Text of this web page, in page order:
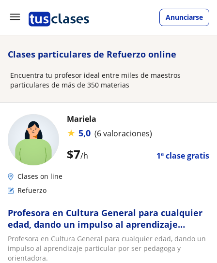
Anunciarse
Clases particulares de Refuerzo online
Encuentra tu profesor ideal entre miles de maestros
particulares de más de 350 materias
$7/h 1ª clase gratis
Mariela
★ 5,0 (6 valoraciones)
Clases on line
Refuerzo
Profesora en Cultura General para cualquier
edad, dando un impulso al aprendizaje
particular por ser pedagoga y orientadora
Profesora en Cultura General para cualquier edad, dando un
impulso al aprendizaje particular por ser pedagoga y
orientadora.